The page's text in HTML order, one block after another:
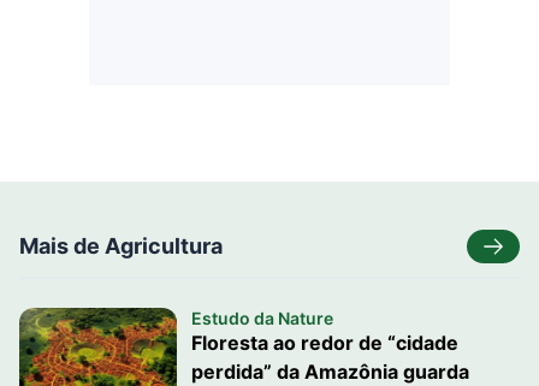
Mais de Agricultura
Estudo da Nature
Floresta ao redor de “cidade
perdida” da Amazônia guarda